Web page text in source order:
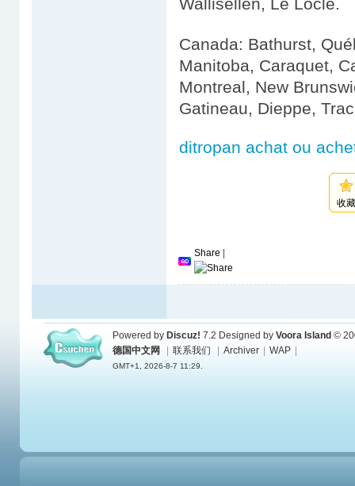
Canada: Bathurst,
Manitoba, Caraquet,
Montreal, New
Gatineau, Dieppe,
ditropan achat ou
收
Share
Powered by Discuz! 7.2 Designed by Voora Island ©
德国中文网
联系我们 Archiver WAP
GMT+1, 2026-8-7 11:29.